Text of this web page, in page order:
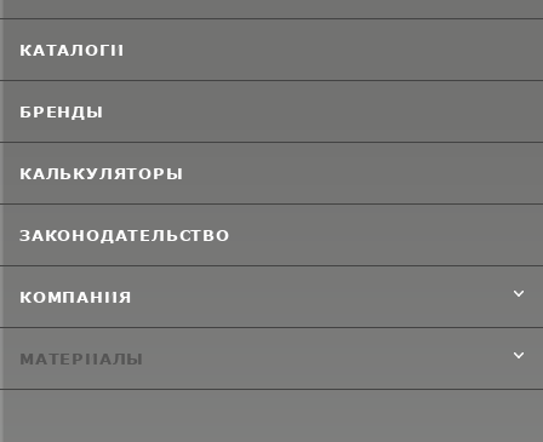
КАТАЛОГИ
БРЕНДЫ
КАЛЬКУЛЯТОРЫ
ЗАКОНОДАТЕЛЬСТВО
КОМПАНИЯ
МАТЕРИАЛЫ